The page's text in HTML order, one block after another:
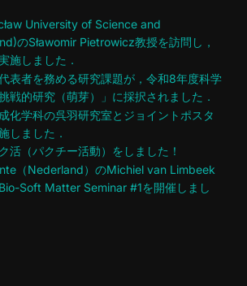
University of Science and
のSławomir Pietrowicz教授を訪問し，
施しました．
表者を務める研究課題が，令和8年度科学
戦的研究（萌芽）」に採択されました．
化学科の呉羽研究室とジョイントポスタ
しました．
活（パクチー活動）をしました！
（Nederland）のMichiel van Limbeek
Soft Matter Seminar #1を開催しまし